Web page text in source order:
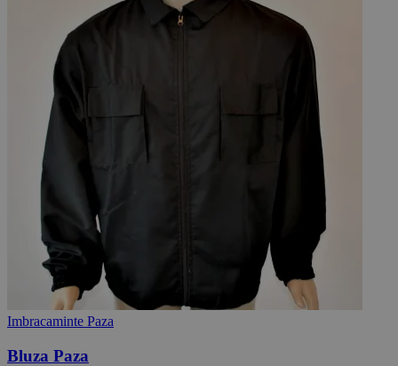
Imbracaminte Paza
Bluza Paza